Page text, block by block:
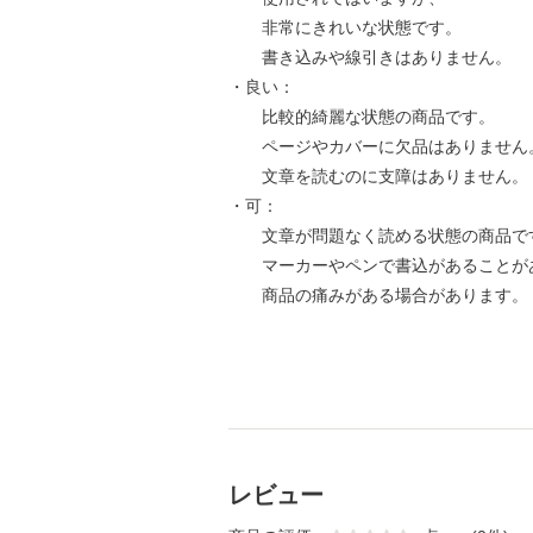
非常にきれいな状態です。
書き込みや線引きはありません。
・良い：
比較的綺麗な状態の商品です。
ページやカバーに欠品はありません
文章を読むのに支障はありません。
・可：
文章が問題なく読める状態の商品で
マーカーやペンで書込があることが
商品の痛みがある場合があります。
レビュー